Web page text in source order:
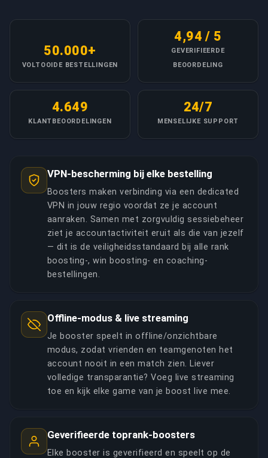
VOLTOOIDE BESTELLINGEN
50.000+
GEVERIFIEERDE
BEOORDELING
4,94 / 5
KLANTBEOORDELINGEN
4.649
MENSELIJKE SUPPORT
24/7
VPN-bescherming bij elke bestelling
Boosters maken verbinding via een dedicated
VPN in jouw regio voordat ze je account
aanraken. Samen met zorgvuldig sessiebeheer
ziet je accountactiviteit eruit als die van jezelf
— dit is de veiligheidsstandaard bij alle rank
boosting-, win boosting- en coaching-
bestellingen.
Offline-modus & live streaming
Je booster speelt in offline/onzichtbare
modus, zodat vrienden en teamgenoten het
account nooit in een match zien. Liever
volledige transparantie? Voeg live streaming
toe en kijk elke game van je boost live mee.
Geverifieerde toprank-boosters
Elke booster is geverifieerd en speelt op de